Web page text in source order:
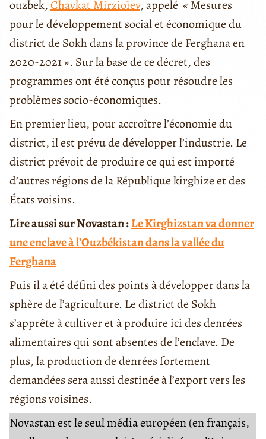
ouzbek,Chavkat Mirzioïev, appelé « Mesures
pour le développement social et économique du
district de Sokh dans la province de Ferghana en
2020-2021 ». Sur la base de ce décret, des
programmes ont été conçus pour résoudre les
problèmes socio-économiques.
En premier lieu, pour accroître l’économie du
district, il est prévu de développer l’industrie. Le
district prévoit de produire ce qui est importé
d’autres régions de la République kirghize et des
États voisins.
Lire aussi sur Novastan :Le Kirghizstan va donner
une enclave à l’Ouzbékistan dans la vallée du
Ferghana
Puis il a été défini des points à développer dans la
sphère de l’agriculture. Le district de Sokh
s’apprête à cultiver et à produire ici des denrées
alimentaires qui sont absentes de l’enclave. De
plus, la production de denrées fortement
demandées sera aussi destinée à l’export vers les
régions voisines.
Novastan est le seul média européen (en français,